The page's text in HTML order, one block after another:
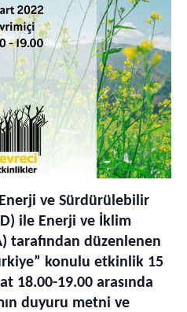
ve Sürdürülebilir
ile Enerji ve İklim
tarafından düzenlenen
konulu etkinlik 15
18.00-19.00 arasında
duyuru metni ve